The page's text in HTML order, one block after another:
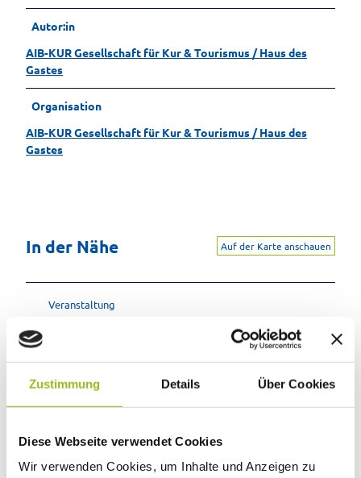
Zustimmung Details Über Cookies
Diese Webseite verwendet Cookies
Wir verwenden Cookies, um Inhalte und Anzeigen zu
Autor:in
AIB-KUR Gesellschaft für Kur & Tourismus / Haus des
Gastes
Organisation
AIB-KUR Gesellschaft für Kur & Tourismus / Haus des
Gastes
In der Nähe Auf der Karte anschauen
Veranstaltung
Touren
Pächter/Betreiber